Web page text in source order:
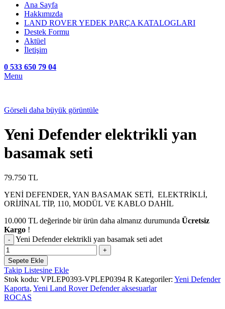
Ana Sayfa
Hakkımızda
LAND ROVER YEDEK PARÇA KATALOGLARI
Destek Formu
Aktüel
İletişim
0 533 650 79 04
Menu
Görseli daha büyük görüntüle
Yeni Defender elektrikli yan
basamak seti
79.750 TL
YENİ DEFENDER, YAN BASAMAK SETİ, ELEKTRİKLİ,
ORİJİNAL TİP, 110, MODÜL VE KABLO DAHİL
10.000 TL değerinde bir ürün daha almanız durumunda Ücretsiz
Kargo !
Yeni Defender elektrikli yan basamak seti adet
Sepete Ekle
Takip Listesine Ekle
Stok kodu: VPLEP0393-VPLEP0394 R Kategoriler: Yeni Defender
Kaporta, Yeni Land Rover Defender aksesuarlar
ROCAS